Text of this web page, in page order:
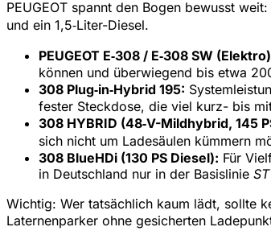
PEUGEOT spannt den Bogen bewusst
und ein 1,5‑Liter-Diesel.
PEUGEOT E‑308 / E‑308 SW
können und überwiegend bis etwa
308 Plug‑in‑Hybrid 195:
fester Steckdose, die viel kurz- bis
308 HYBRID (48‑V-Mildhybrid, 145
sich nicht um Ladesäulen kümmern
308 BlueHDi (130 PS Diesel): Für
in Deutschland nur in der Basislinie
Wichtig: Wer tatsächlich kaum lädt, sollte
Laternenparker ohne gesicherten